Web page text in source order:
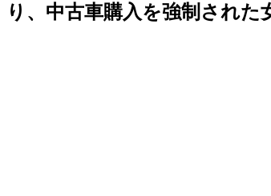
り、中古車購入を強制された